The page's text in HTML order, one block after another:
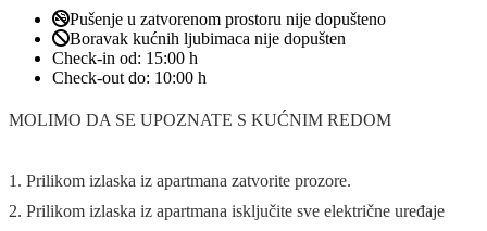
Pušenje u zatvorenom prostoru nije dopušteno
Boravak kućnih ljubimaca nije dopušten
Check-in od: 15:00 h
Check-out do: 10:00 h
MOLIMO DA SE UPOZNATE S KUĆNIM REDOM
1. Prilikom izlaska iz apartmana zatvorite prozore.
2. Prilikom izlaska iz apartmana isključite sve električne uređaje